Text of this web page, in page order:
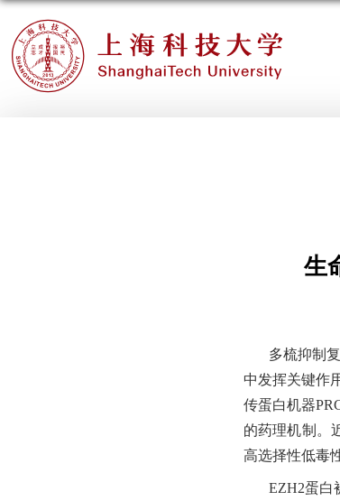
生
多梳抑制
中发挥关键作
传蛋白机器
的药理机制。
高选择性低毒
EZH2蛋白